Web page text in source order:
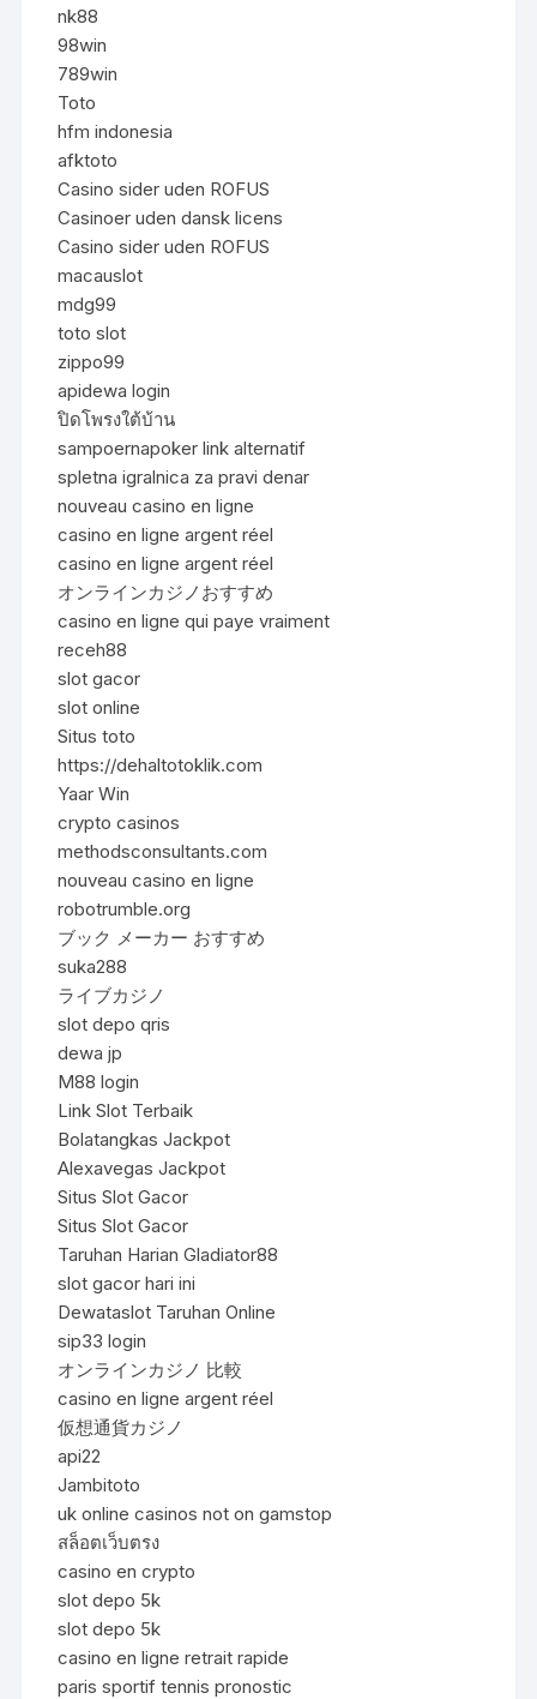
nk88
98win
789win
Toto
hfm indonesia
afktoto
Casino sider uden ROFUS
Casinoer uden dansk licens
Casino sider uden ROFUS
macauslot
mdg99
toto slot
zippo99
apidewa login
ปิดโพรงใต้บ้าน
sampoernapoker link alternatif
spletna igralnica za pravi denar
nouveau casino en ligne
casino en ligne argent réel
casino en ligne argent réel
オンラインカジノおすすめ
casino en ligne qui paye vraiment
receh88
slot gacor
slot online
Situs toto
https://dehaltotoklik.com
Yaar Win
crypto casinos
methodsconsultants.com
nouveau casino en ligne
robotrumble.org
ブック メーカー おすすめ
suka288
ライブカジノ
slot depo qris
dewa jp
M88 login
Link Slot Terbaik
Bolatangkas Jackpot
Alexavegas Jackpot
Situs Slot Gacor
Situs Slot Gacor
Taruhan Harian Gladiator88
slot gacor hari ini
Dewataslot Taruhan Online
sip33 login
オンラインカジノ 比較
casino en ligne argent réel
仮想通貨カジノ
api22
Jambitoto
uk online casinos not on gamstop
สล็อตเว็บตรง
casino en crypto
slot depo 5k
slot depo 5k
casino en ligne retrait rapide
paris sportif tennis pronostic